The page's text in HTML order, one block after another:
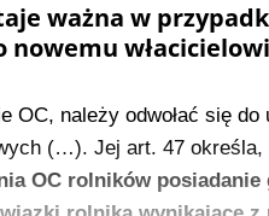
ważna w
OC, należy odwołać się
(…). Jej art. 47 określa,
OC rolników